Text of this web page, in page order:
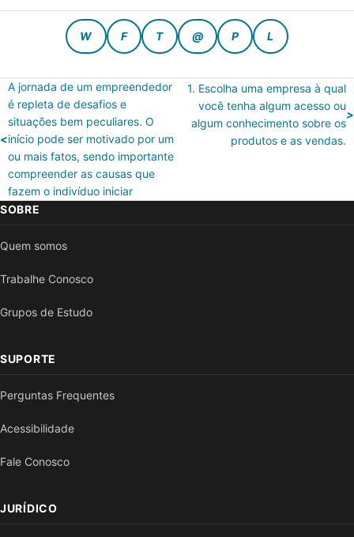
A jornada de um empreendedor
é repleta de desafios e
situações bem peculiares. O
início pode ser motivado por um
ou mais fatos, sendo importante
compreender as causas que
fazem o indivíduo iniciar
1. Escolha uma empresa à qual
você tenha algum acesso ou
algum conhecimento sobre os
produtos e as vendas.
SOBRE
Quem somos
Trabalhe Conosco
Grupos de Estudo
SUPORTE
Perguntas Frequentes
Acessibilidade
Fale Conosco
JURÍDICO